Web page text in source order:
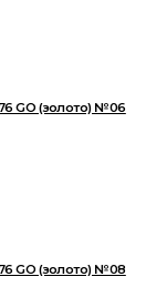
GO (золото) №06
GO (золото) №08